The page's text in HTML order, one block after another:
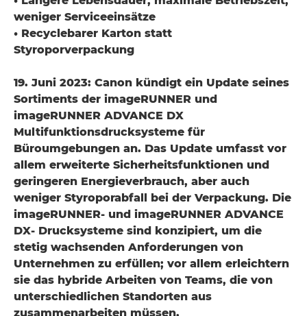
weniger Serviceeinsätze
• Recyclebarer Karton statt
Styroporverpackung
19. Juni 2023: Canon kündigt ein Update seines
Sortiments der imageRUNNER und
imageRUNNER ADVANCE DX
Multifunktionsdrucksysteme für
Büroumgebungen an. Das Update umfasst vor
allem erweiterte Sicherheitsfunktionen und
geringeren Energieverbrauch, aber auch
weniger Styroporabfall bei der Verpackung. Die
imageRUNNER- und imageRUNNER ADVANCE
DX- Drucksysteme sind konzipiert, um die
stetig wachsenden Anforderungen von
Unternehmen zu erfüllen; vor allem erleichtern
sie das hybride Arbeiten von Teams, die von
unterschiedlichen Standorten aus
zusammenarbeiten müssen.